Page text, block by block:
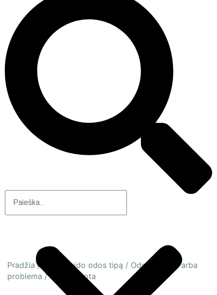
Pradžia/ Pagal veido odos tipą / Odos būsena arba
problema /Dehitratuota